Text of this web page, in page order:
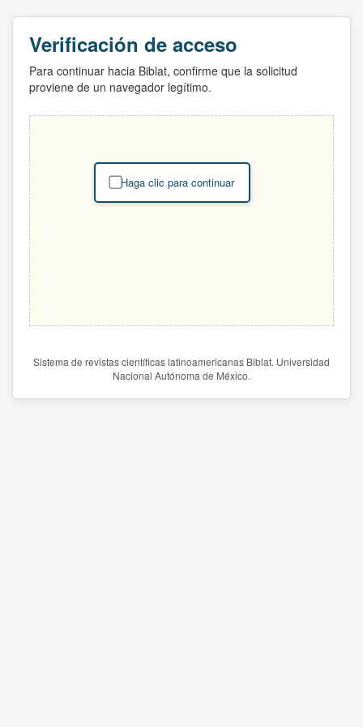
Verificación de acceso
Para continuar hacia Biblat, confirme que la solicitud
proviene de un navegador legítimo.
Haga clic para continuar
Sistema de revistas científicas latinoamericanas Biblat. Universidad
Nacional Autónoma de México.